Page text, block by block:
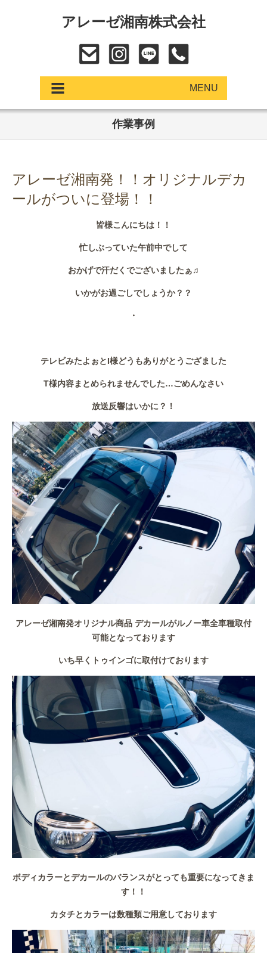
アレーゼ湘南株式会社
MENU
中古車
作業事例
アレーゼ湘南発！！オリジナルデカ
ールがついに登場！！
皆様こんにちは！！
忙しぶっていた午前中でして
おかげで汗だくでございましたぁ♫
いかがお過ごしでしょうか？？
・
テレビみたよぉとI様どうもありがとうござました
T様内容まとめられませんでした…ごめんなさい
放送反響はいかに？！
アレーゼ湘南発オリジナル商品 デカールがルノー車全車種取付
可能となっております
いち早くトゥインゴに取付けております
ボディカラーとデカールのバランスがとっても重要になってきま
す！！
カタチとカラーは数種類ご用意しております